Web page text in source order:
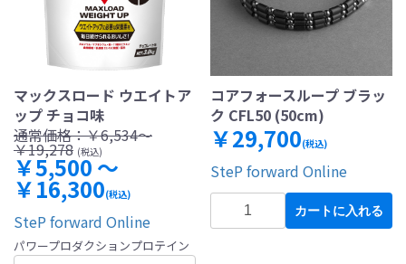
マックスロード ウエイトア
ップ チョコ味
通常価格：￥6,534～
￥19,278 (税込)
￥5,500 ～
￥16,300(税込)
SteP forward Online
パワープロダクションプロテイン
コアフォースループ ブラッ
ク CFL50 (50cm)
￥29,700(税込)
SteP forward Online
カートに入れる